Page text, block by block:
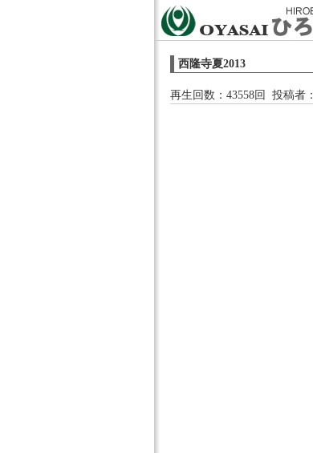
西隆寺夏2013
再生回数：43558回 投稿者：